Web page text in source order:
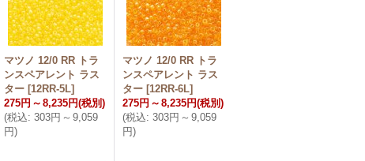
マツノ 12/0 RR トラ
ンスペアレント ラス
ター [12RR-5L]
275円 ～ 8,235円(税別)
(税込: 303円 ～ 9,059
円)
マツノ 12/0 RR トラ
ンスペアレント ラス
ター [12RR-6L]
275円 ～ 8,235円(税別)
(税込: 303円 ～ 9,059
円)